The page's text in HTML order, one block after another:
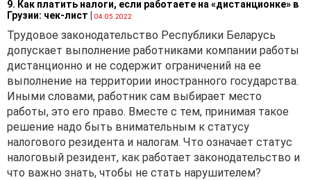
9. Как платить налоги, если работаете на «дистанционке» в
Грузии: чек-лист | 04.05.2022
Трудовое законодательство Республики Беларусь
допускает выполнение работниками компании работы
дистанционно и не содержит ограничений на ее
выполнение на территории иностранного государства.
Иными словами, работник сам выбирает место
работы, это его право. Вместе с тем, принимая такое
решение надо быть внимательным к статусу
налогового резидента и налогам. Что означает статус
налоговый резидент, как работает законодательство и
что важно знать, чтобы не стать нарушителем?